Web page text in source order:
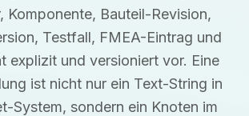
Komponente, Bauteil-Revision,
Testfall, FMEA-Eintrag und
explizit und versioniert vor. Eine
ist nicht nur ein Text-String in
System, sondern ein Knoten im